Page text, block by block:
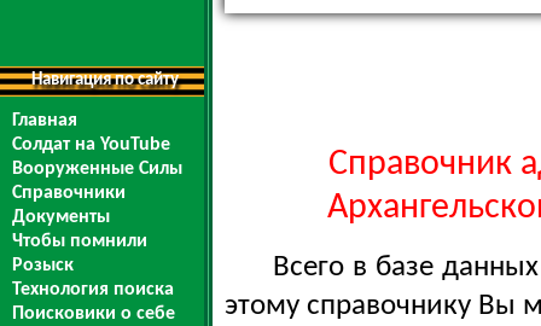
Навигация по сайту
Главная
Солдат на YouTube
Вооруженные Силы
Справочники
Документы
Чтобы помнили
Розыск
Технология поиска
Поисковики о себе
Справочник
Всего в базе
этому справочнику Вы